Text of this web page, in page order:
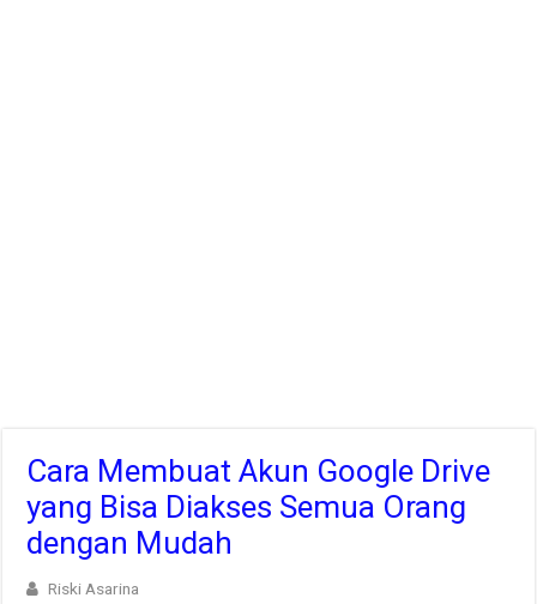
Cara Membuat Akun Google Drive
yang Bisa Diakses Semua Orang
dengan Mudah
Riski Asarina